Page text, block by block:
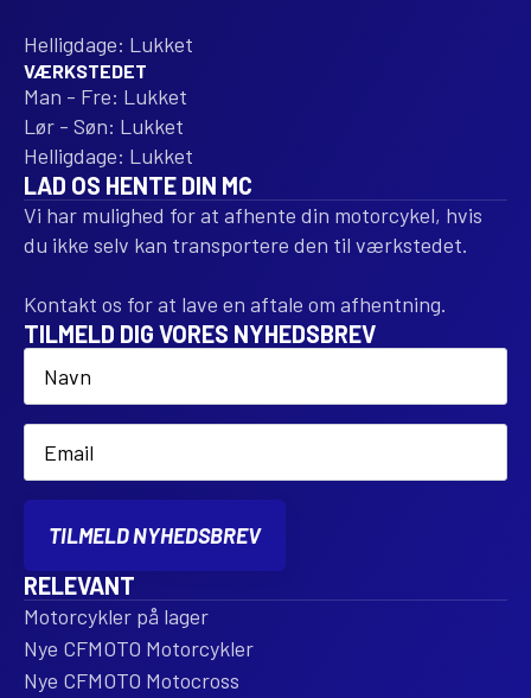
Helligdage: Lukket
VÆRKSTEDET
Man - Fre: Lukket
Lør - Søn: Lukket
Helligdage: Lukket
LAD OS HENTE DIN MC
Vi har mulighed for at afhente din motorcykel, hvis
du ikke selv kan transportere den til værkstedet.
Kontakt os for at lave en aftale om afhentning.
TILMELD DIG VORES NYHEDSBREV
Name
Email
TILMELD NYHEDSBREV
RELEVANT
Motorcykler på lager
Nye CFMOTO Motorcykler
Nye CFMOTO Motocross